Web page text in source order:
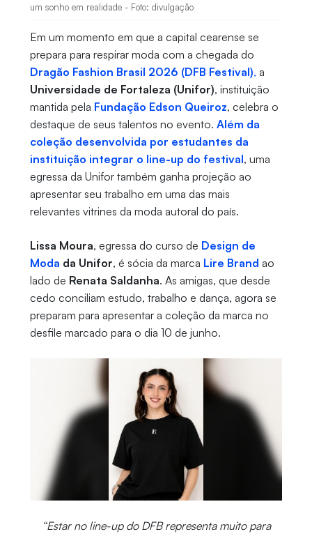
um sonho em realidade - Foto: divulgação
Em um momento em que a capital cearense se
prepara para respirar moda com a chegada do
Dragão Fashion Brasil 2026 (DFB Festival), a
Universidade de Fortaleza (Unifor), instituição
mantida pela Fundação Edson Queiroz, celebra o
destaque de seus talentos no evento. Além da
coleção desenvolvida por estudantes da
instituição integrar o line-up do festival, uma
egressa da Unifor também ganha projeção ao
apresentar seu trabalho em uma das mais
relevantes vitrines da moda autoral do país.
Lissa Moura, egressa do curso de Design de
Moda da Unifor, é sócia da marca Lire Brand ao
lado de Renata Saldanha. As amigas, que desde
cedo conciliam estudo, trabalho e dança, agora se
preparam para apresentar a coleção da marca no
desfile marcado para o dia 10 de junho.
“Estar no line-up do DFB representa muito para